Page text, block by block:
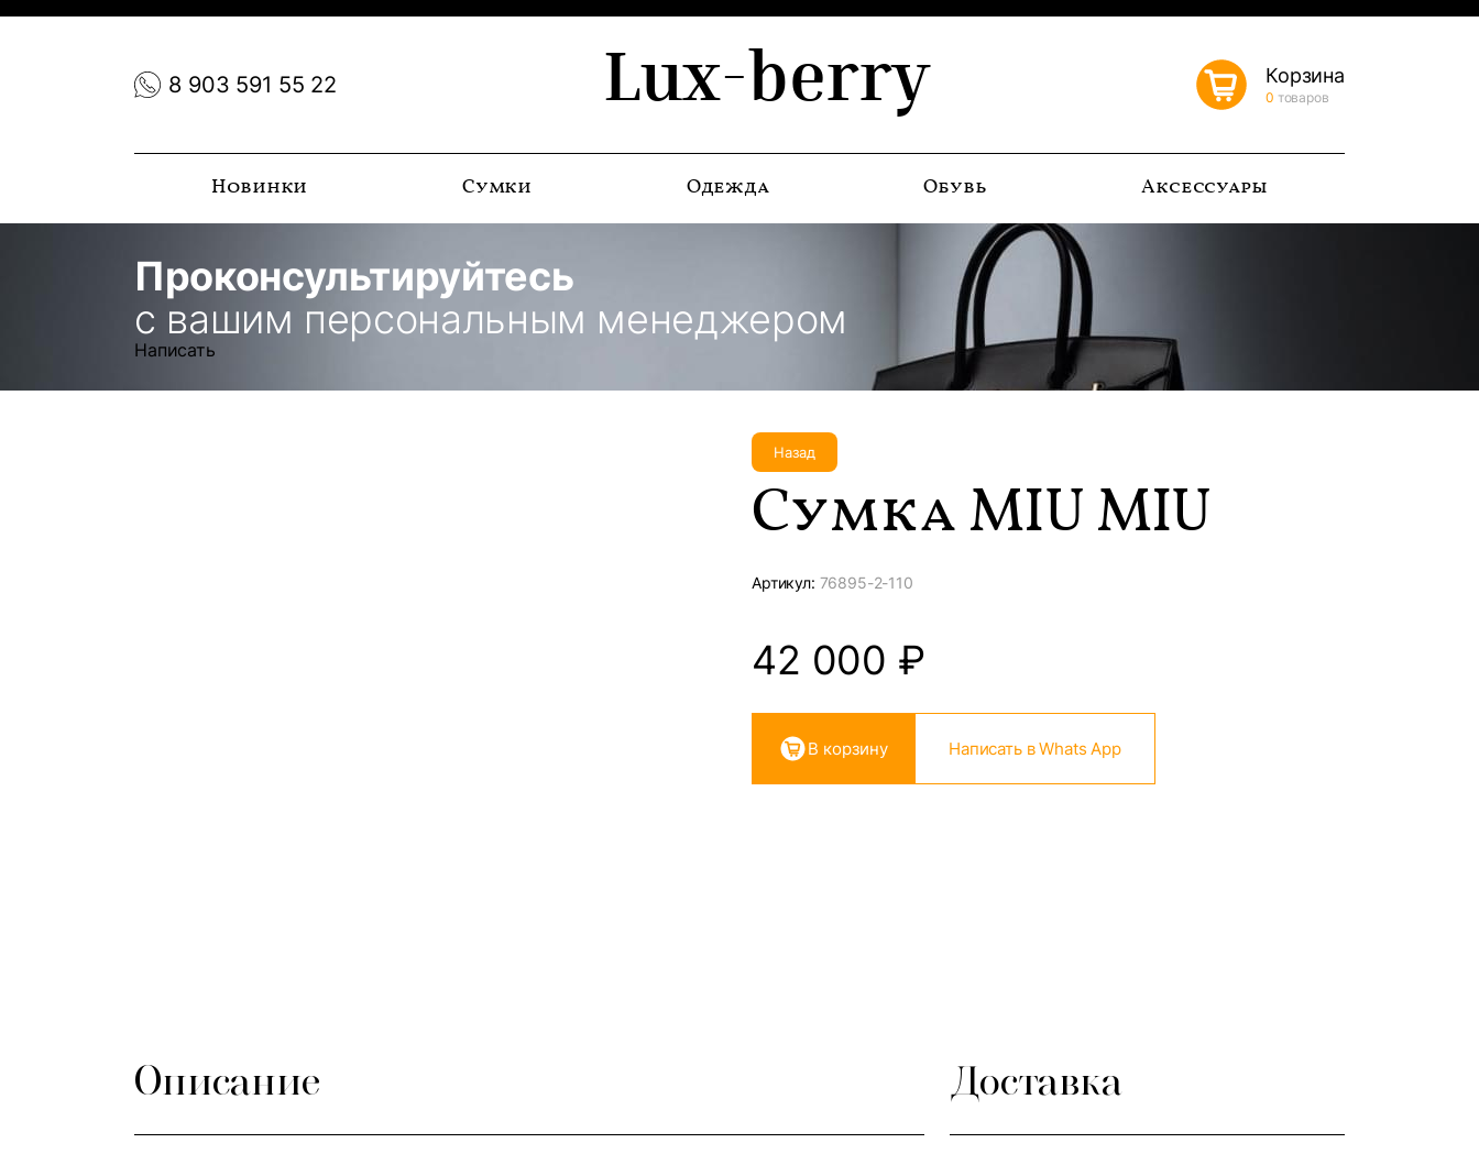
8 903 591 55 22 Lux-berry Корзина
0 товаров
Новинки Сумки Одежда Обувь Аксессуары
Проконсультируйтесь
с вашим персональным менеджером
Написать
Назад
Сумка MIU MIU
Артикул: 76895-2-110
42 000 ₽
В корзину Написать в Whats App
Описание Доставка